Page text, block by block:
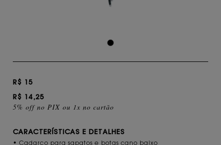
R$ 15
R$ 14,25
5% off no PIX ou 1x no cartão
CARACTERÍSTICAS E DETALHES
• Cadarço para sapatos e botas cano baixo